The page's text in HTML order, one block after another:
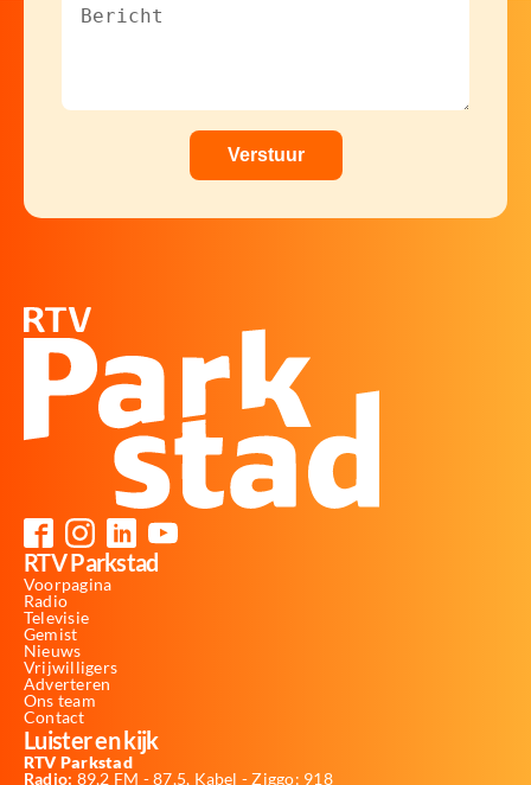
RTV Parkstad
Voorpagina
Radio
Televisie
Gemist
Nieuws
Vrijwilligers
Adverteren
Ons team
Contact
Luister en kijk
RTV Parkstad
Radio: 89,2 FM - 87,5, Kabel - Ziggo: 918